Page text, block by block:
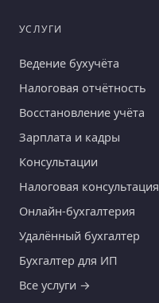
УСЛУГИ
Ведение бухучёта
Налоговая отчётность
Восстановление учёта
Зарплата и кадры
Консультации
Налоговая консультация
Онлайн-бухгалтерия
Удалённый бухгалтер
Бухгалтер для ИП
Все услуги →